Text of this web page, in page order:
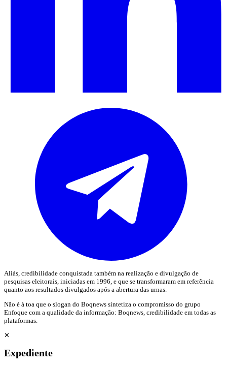
Aliás, credibilidade conquistada também na realização e divulgação de
pesquisas eleitorais, iniciadas em 1996, e que se transformaram em referência
quanto aos resultados divulgados após a abertura das urnas.
Não é à toa que o slogan do Boqnews sintetiza o compromisso do grupo
Enfoque com a qualidade da informação: Boqnews, credibilidade em todas as
plataformas.
✕
Expediente